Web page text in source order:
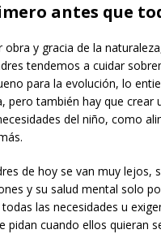
antes que
y gracia de la
tendemos a cuidar
para la evolución, lo
pero también hay que crear
del niño, como
de hoy se van muy lejos,
y su salud mental solo
las necesidades u
pidan cuando ellos quieran